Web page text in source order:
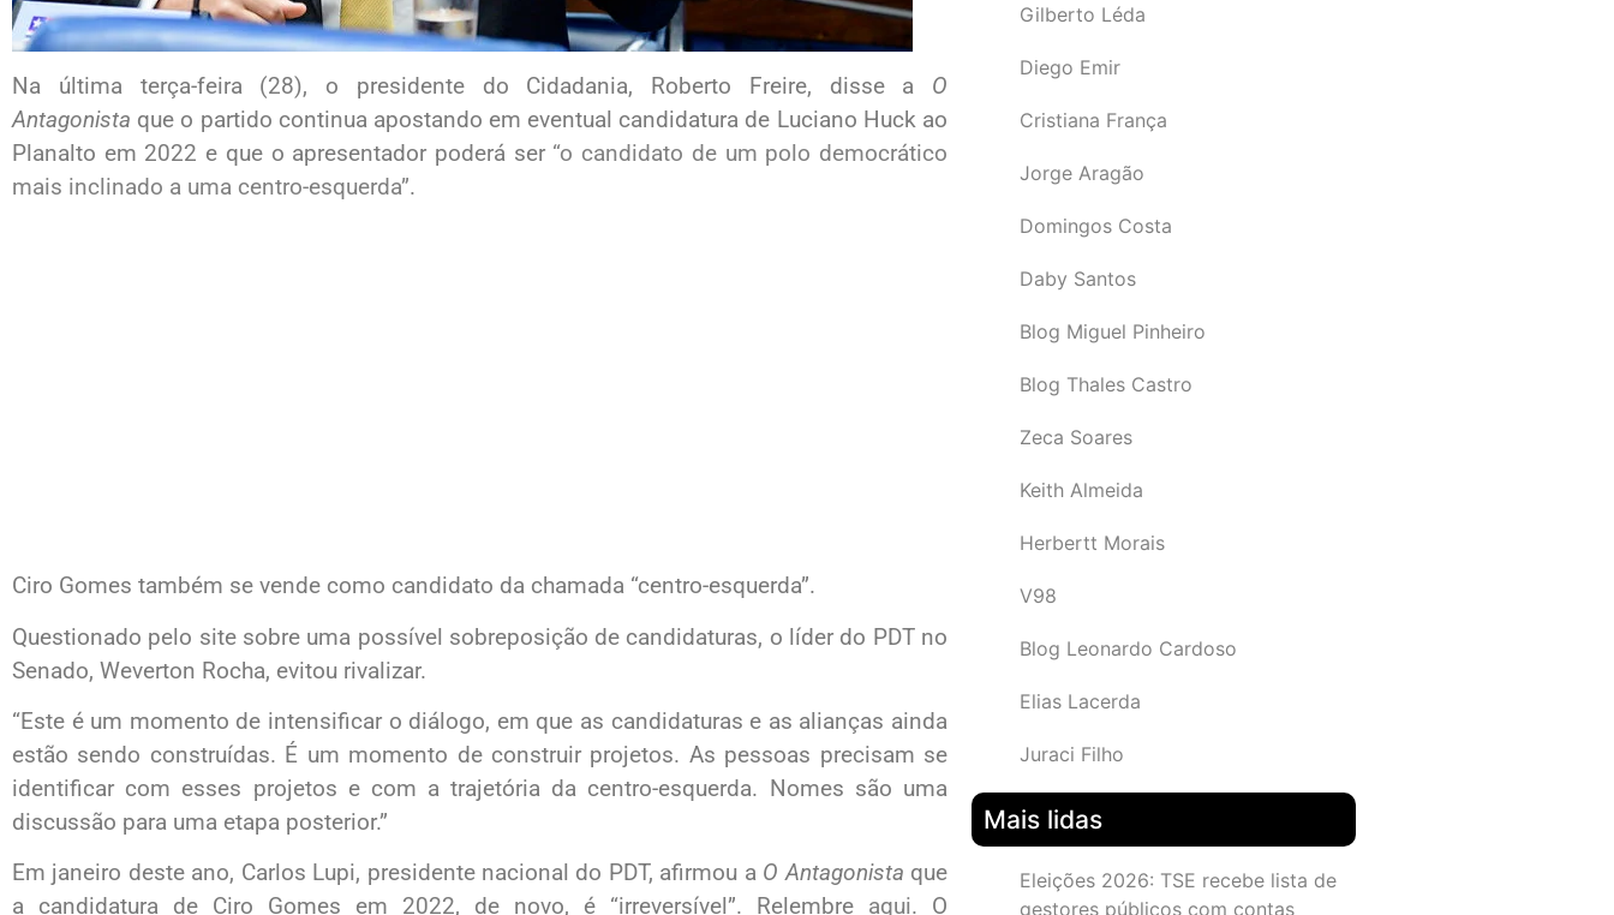
Na última terça-feira (28), o presidente do Cidadania, Roberto Freire, disse a O
Antagonista que o partido continua apostando em eventual candidatura de Luciano Huck ao
Planalto em 2022 e que o apresentador poderá ser “o candidato de um polo democrático
mais inclinado a uma centro-esquerda”.
Ciro Gomes também se vende como candidato da chamada “centro-esquerda”.
Questionado pelo site sobre uma possível sobreposição de candidaturas, o líder do PDT no
Senado, Weverton Rocha, evitou rivalizar.
“Este é um momento de intensificar o diálogo, em que as candidaturas e as alianças ainda
estão sendo construídas. É um momento de construir projetos. As pessoas precisam se
identificar com esses projetos e com a trajetória da centro-esquerda. Nomes são uma
discussão para uma etapa posterior.”
Em janeiro deste ano, Carlos Lupi, presidente nacional do PDT, afirmou a O Antagonista que
a candidatura de Ciro Gomes em 2022, de novo, é “irreversível”. Relembre aqui. O
Gilberto Léda
Diego Emir
Cristiana França
Jorge Aragão
Domingos Costa
Daby Santos
Blog Miguel Pinheiro
Blog Thales Castro
Zeca Soares
Keith Almeida
Herbertt Morais
V98
Blog Leonardo Cardoso
Elias Lacerda
Juraci Filho
Mais lidas
Eleições 2026: TSE recebe lista de
gestores públicos com contas